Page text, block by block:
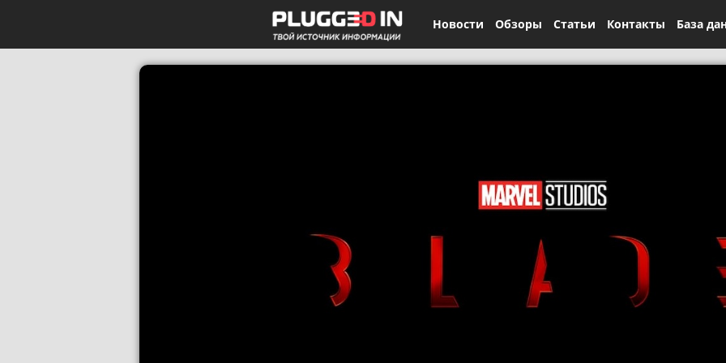
Новости Обзоры Статьи Контакты База